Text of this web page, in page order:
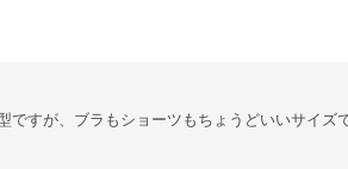
すが、ブラもショーツもちょうどいいサイズ